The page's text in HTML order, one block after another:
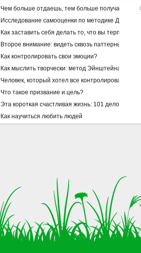
Чем больше отдаешь, тем больше получаешь
Исследование самооценки по методике Дембо
Как заставить себя делать то, что вы терпеть
Второе внимание: видеть сквозь паттерны
Как контролировать свои эмоции?
Как мыслить творчески: метод Эйнштейна
Человек, который хотел все контролировать
Что такое призвание и цель?
Эта короткая счастливая жизнь: 101 дело,
Как научиться любить людей